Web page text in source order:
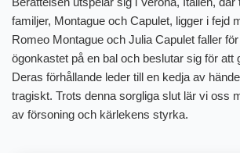
familjer, Montague och Capulet, ligger i fejd
Romeo Montague och Julia Capulet faller
ögonkastet på en bal och beslutar sig för att
Deras förhållande leder till en kedja av
tragiskt. Trots denna sorgliga slut lär vi oss
av försoning och kärlekens styrka.